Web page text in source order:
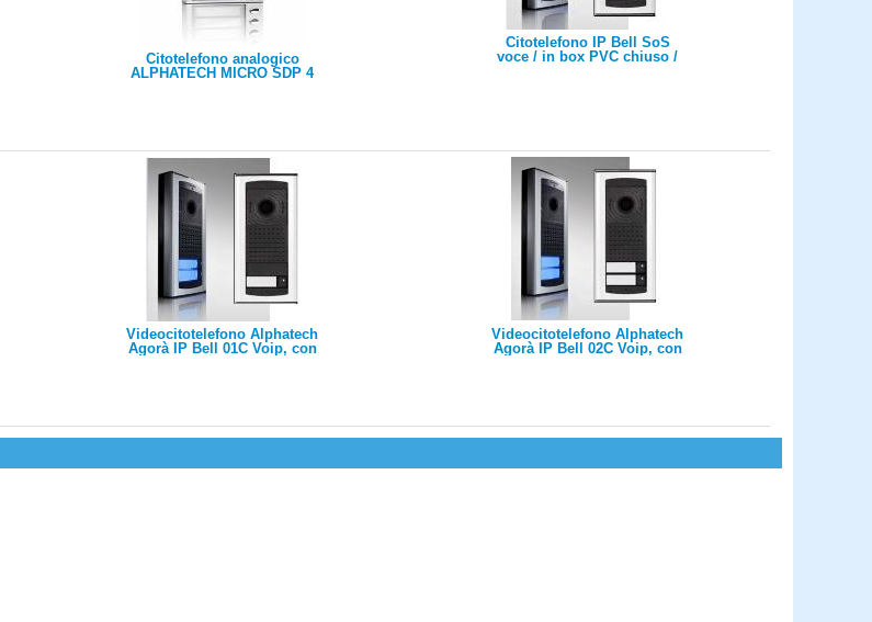
Citotelefono analogico
ALPHATECH MICRO SDP 4
Citotelefono IP Bell SoS
voce / in box PVC chiuso /
Videocitotelefono Alphatech
Agorà IP Bell 01C Voip, con
Videocitotelefono Alphatech
Agorà IP Bell 02C Voip, con